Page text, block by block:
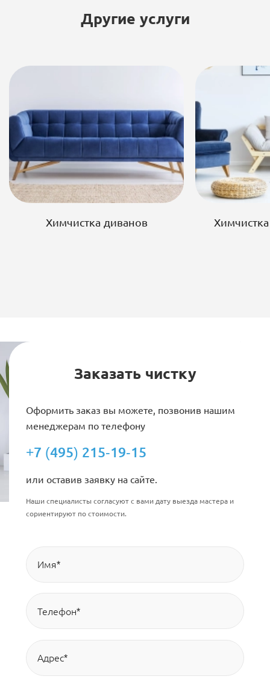
Другие услуги
Химчистка диванов
Заказать чистку
Оформить заказ вы можете, позвонив нашим
менеджерам по телефону
+7 (495) 215-19-15
или оставив заявку на сайте.
Наши специалисты согласуют с вами дату выезда мастера и
сориентируют по стоимости.